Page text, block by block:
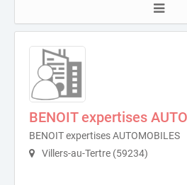
BENOIT expertises
BENOIT expertises AUTOMOBILES
Villers-au-Tertre (59234)